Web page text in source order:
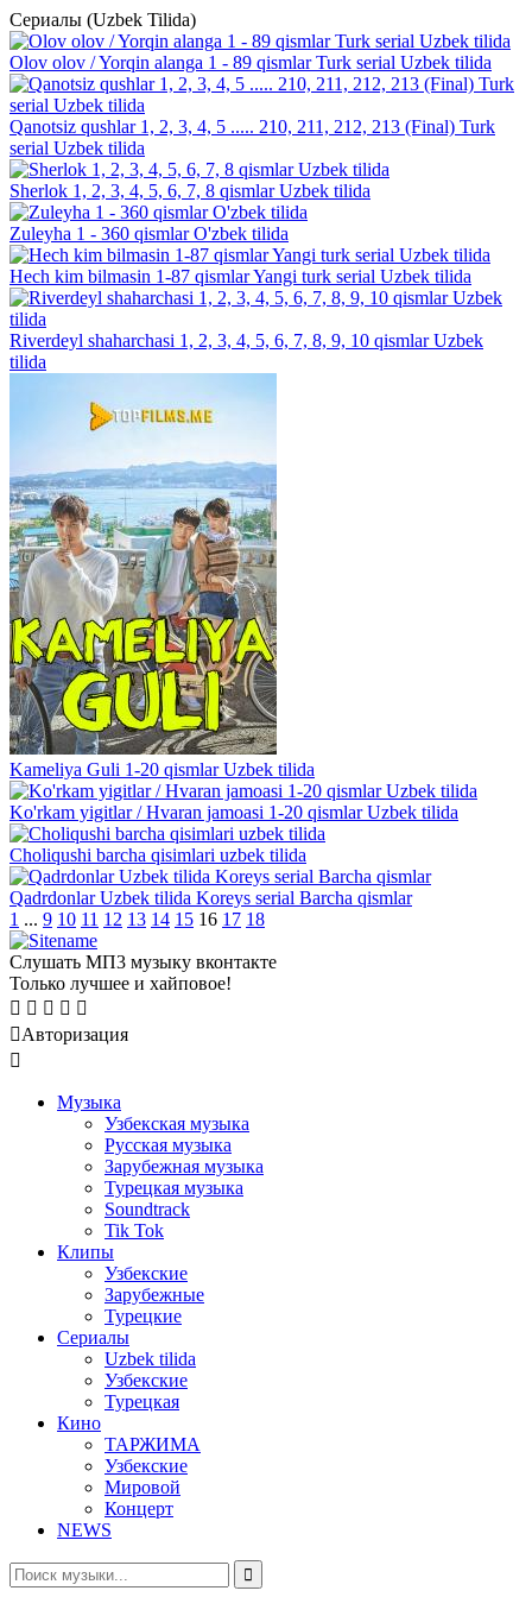
Сериалы (Uzbek Tilida)
Olov olov / Yorqin alanga 1 - 89 qismlar Turk serial Uzbek tilida
Qanotsiz qushlar 1, 2, 3, 4, 5 ..... 210, 211, 212, 213 (Final) Turk
serial Uzbek tilida
Sherlok 1, 2, 3, 4, 5, 6, 7, 8 qismlar Uzbek tilida
Zuleyha 1 - 360 qismlar O'zbek tilida
Hech kim bilmasin 1-87 qismlar Yangi turk serial Uzbek tilida
Riverdeyl shaharchasi 1, 2, 3, 4, 5, 6, 7, 8, 9, 10 qismlar Uzbek
tilida
Kameliya Guli 1-20 qismlar Uzbek tilida
Ko'rkam yigitlar / Hvaran jamoasi 1-20 qismlar Uzbek tilida
Choliqushi barcha qisimlari uzbek tilida
Qadrdonlar Uzbek tilida Koreys serial Barcha qismlar
1 ... 9 10 11 12 13 14 15 16 17 18
Слушать МП3 музыку вконтакте
Только лучшее и хайповое!
Авторизация
Mузыка
Узбекская музыка
Русская музыка
Зарубежная музыка
Турецкая музыка
Soundtrack
Tik Tok
Клипы
Узбекские
Зарубежные
Турецкие
Сериалы
Uzbek tilida
Узбекские
Турецкая
Кино
ТАРЖИМА
Узбекские
Мировой
Концерт
NEWS